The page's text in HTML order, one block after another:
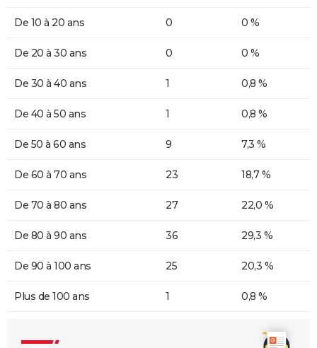
De 10 à 20 ans 0 0 %
De 20 à 30 ans 0 0 %
De 30 à 40 ans 1 0,8 %
De 40 à 50 ans 1 0,8 %
De 50 à 60 ans 9 7,3 %
De 60 à 70 ans 23 18,7 %
De 70 à 80 ans 27 22,0 %
De 80 à 90 ans 36 29,3 %
De 90 à 100 ans 25 20,3 %
Plus de 100 ans 1 0,8 %